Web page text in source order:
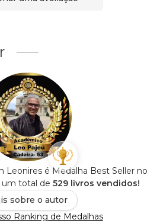
Leonires é Medalha Best Seller no
um total de 529 livros vendidos!
sobre o autor
Ranking de Medalhas